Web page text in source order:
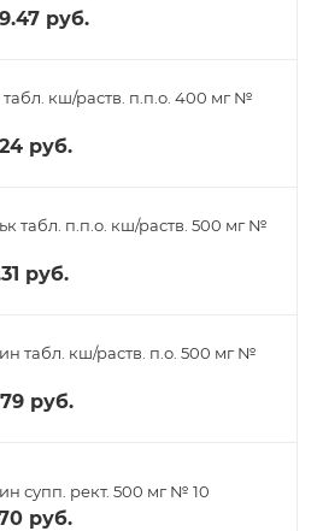
руб.
кш/раств. п.п.о. 400 мг №
руб.
табл. п.п.о. кш/раств. 500 мг №
руб.
табл. кш/раств. п.о. 500 мг №
руб.
супп. рект. 500 мг № 10
руб.